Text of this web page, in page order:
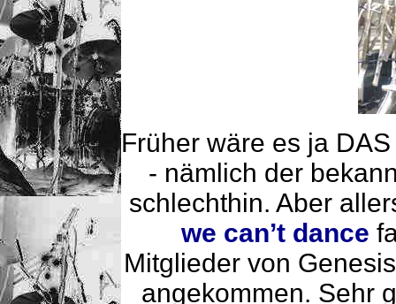
Früher wäre es ja
- nämlich der
schlechthin. Aber
we can’t dance
Mitglieder von
angekommen. Sehr